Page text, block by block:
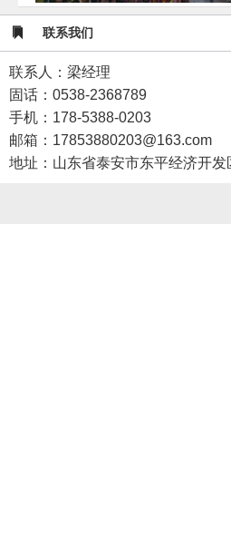
联系我们
联系人：梁经理
固话：0538-2368789
手机：178-5388-0203
邮箱：17853880203@163.com
地址：山东省泰安市东平经济开发